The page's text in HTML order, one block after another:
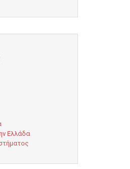
Ελλάδα